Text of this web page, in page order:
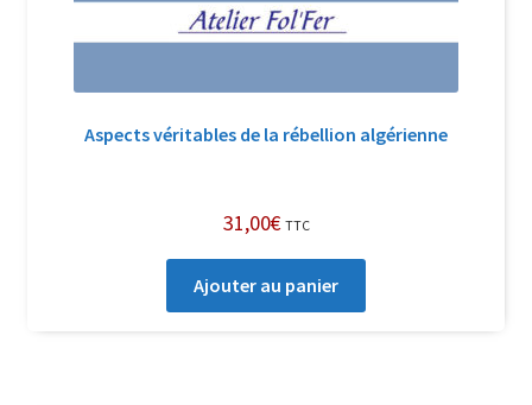
Aspects véritables de la rébellion algérienne
31,00€ TTC
Ajouter au panier